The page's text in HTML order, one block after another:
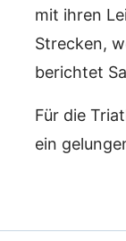
mit ihren
Strecken,
berichtet
Für die
ein